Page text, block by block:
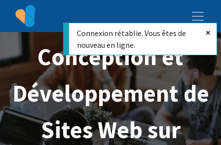
Conception et
Développement de
Sites Web sur
Connexion rétablie. Vous êtes de
nouveau en ligne.